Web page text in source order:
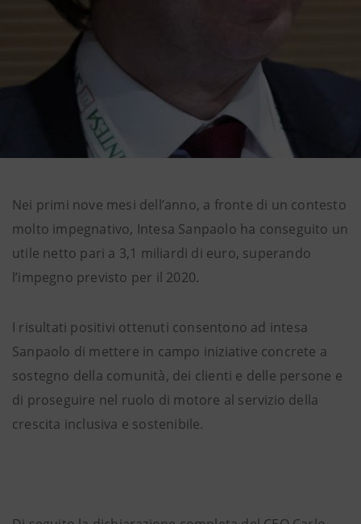
Nei primi nove mesi dell’anno, a fronte di un contesto
molto impegnativo, Intesa Sanpaolo ha conseguito un
utile netto pari a 3,1 miliardi di euro, superando
l’impegno previsto per il 2020.
I risultati positivi ottenuti consentono ad intesa
Sanpaolo di mettere in campo iniziative concrete a
sostegno della comunità, dei clienti e delle persone e
di proseguire nel ruolo di motore al servizio della
crescita inclusiva e sostenibile.